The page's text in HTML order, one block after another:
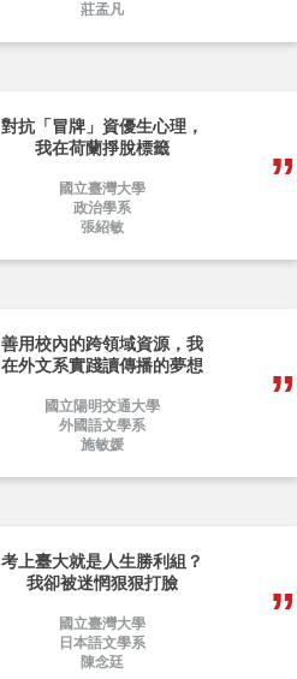
莊孟凡
對抗「冒牌」資優生心理，
我在荷蘭掙脫標籤
國立臺灣大學
政治學系
張紹敏
善用校內的跨領域資源，我
在外文系實踐讀傳播的夢想
國立陽明交通大學
外國語文學系
施敏媛
考上臺大就是人生勝利組？
我卻被迷惘狠狠打臉
國立臺灣大學
日本語文學系
陳念廷